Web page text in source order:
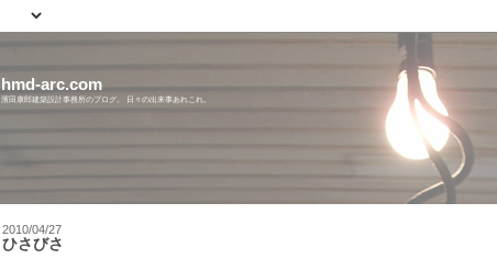
hmd-arc.com
濱田康郎建築設計事務所のブログ。 日々の出来事あれこれ。
2010/04/27
ひさびさ